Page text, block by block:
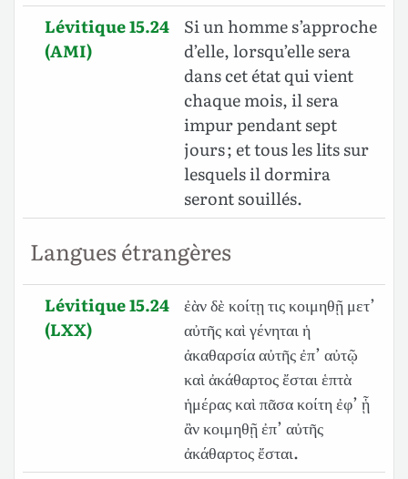
Lévitique 15.24
(AMI)
Si un homme s’approche
d’elle, lorsqu’elle sera
dans cet état qui vient
chaque mois, il sera
impur pendant sept
jours ; et tous les lits sur
lesquels il dormira
seront souillés.
Langues étrangères
Lévitique 15.24
(LXX)
ἐὰν δὲ κοίτῃ τις κοιμηθῇ μετ’
αὐτῆς καὶ γένηται ἡ
ἀκαθαρσία αὐτῆς ἐπ’ αὐτῷ
καὶ ἀκάθαρτος ἔσται ἑπτὰ
ἡμέρας καὶ πᾶσα κοίτη ἐφ’ ᾗ
ἂν κοιμηθῇ ἐπ’ αὐτῆς
ἀκάθαρτος ἔσται.